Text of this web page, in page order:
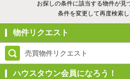
お探しの条件に該当する物件が見
条件を変更して再度検索し
物件リクエスト
売買物件リクエスト
ハウスタウン会員になろう！